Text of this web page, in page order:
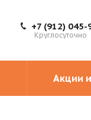
+7 (912) 045-
Круглосуточно
Акции